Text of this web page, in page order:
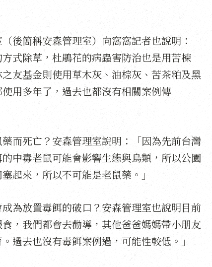
後簡稱安森管理室）向窩窩記者也說明：
式除草，杜鵑花的病蟲害防治也是用苦楝
友基金則使用草木灰、油棕灰、苦茶粕及黑
用多年了，過去也都沒有相關案例傳
而死亡？安森管理室說明：「因為先前台灣
中毒老鼠可能會影響生態與鳥類，所以公園
起來，所以不可能是老鼠藥。」
為放置毒餌的破口？安森管理室也說明目前
，我們都會去勸導，其他爸爸媽媽帶小朋友
過去也沒有毒餌案例過，可能性較低。」